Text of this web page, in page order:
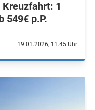
Kreuzfahrt: 1
549€ p.P.
19.01.2026, 11.45 Uhr